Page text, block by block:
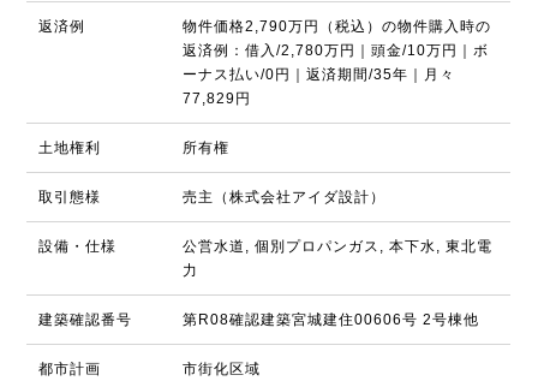
返済例
物件価格2,790万円（税込）の物件購入時の
返済例：借入/2,780万円｜頭金/10万円｜ボ
ーナス払い/0円｜返済期間/35年｜月々
77,829円
土地権利 所有権
取引態様 売主（株式会社アイダ設計）
設備・仕様
公営水道, 個別プロパンガス, 本下水, 東北電
力
建築確認番号 第R08確認建築宮城建住00606号 2号棟他
都市計画 市街化区域